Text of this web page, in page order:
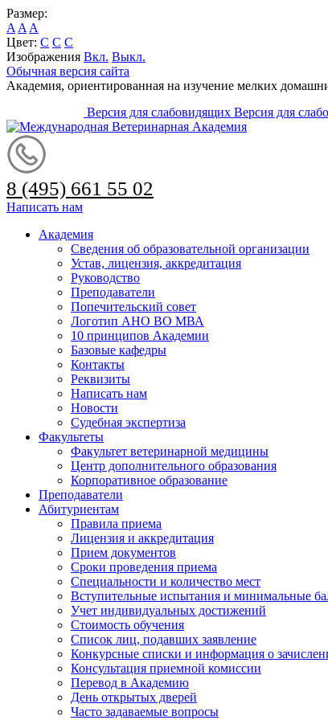
Размер:
A A A
Цвет: C C C
Изображения Вкл. Выкл.
Обычная версия сайта
Академия, ориентированная на изучение мелких
Версия для слабовидящих Версия для
8 (495) 661 55 02
Написать нам
Академия
Сведения об образовательной организации
Устав, лицензия, аккредитация
Руководство
Преподаватели
Попечительский совет
Логотип АНО ВО МВА
10 принципов Академии
Базовые кафедры
Контакты
Реквизиты
Написать нам
Новости
Судебная экспертиза
Факультеты
Факультет ветеринарной медицины
Центр дополнительного образования
Корпоративное образование
Преподаватели
Абитуриентам
Правила приема
Лицензия и аккредитация
Прием документов
Сроки проведения приема
Специальности и количество мест
Вступительные испытания и минимальные
Учет индивидуальных достижений
Стоимость обучения
Список лиц, подавших заявление
Конкурсные списки и информация о
Консультация приемной комиссии
Перевод в Академию
День открытых дверей
Часто задаваемые вопросы